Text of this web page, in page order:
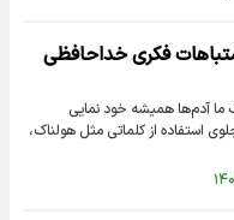
فکری خداحافظی
ما آدم‌ها همیشه خود نمایی
استفاده از کلماتی مثل هولناک،